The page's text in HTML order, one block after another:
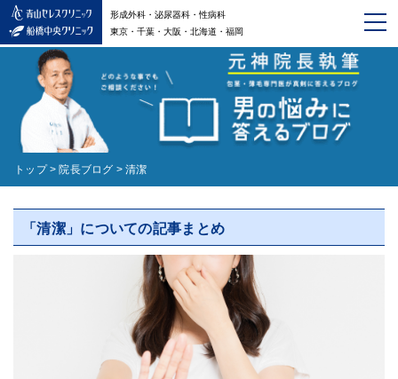
形成外科・泌尿器科・性病科
東京・千葉・大阪・北海道・福岡
トップ > 院長ブログ > 清潔
「清潔」についての記事まとめ